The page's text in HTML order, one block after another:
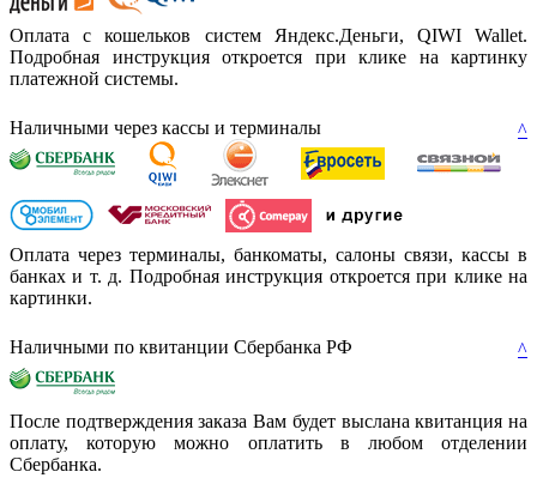
Оплата с кошельков систем Яндекс.Деньги, QIWI Wallet.
Подробная инструкция откроется при клике на картинку
платежной системы.
^
Наличными через кассы и терминалы
Оплата через терминалы, банкоматы, салоны связи, кассы в
банках и т. д. Подробная инструкция откроется при клике на
картинки.
^
Наличными по квитанции Сбербанка РФ
После подтверждения заказа Вам будет выслана квитанция на
оплату, которую можно оплатить в любом отделении
Сбербанка.